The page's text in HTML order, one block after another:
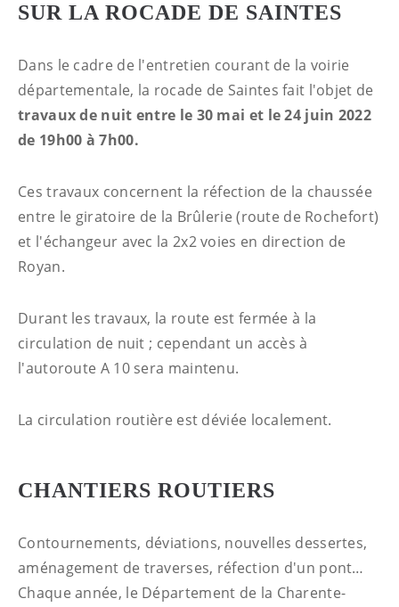
SUR LA ROCADE DE SAINTES
Dans le cadre de l'entretien courant de la voirie
départementale, la rocade de Saintes fait l'objet de
travaux de nuit entre le 30 mai et le 24 juin 2022
de 19h00 à 7h00.
Ces travaux concernent la réfection de la chaussée
entre le giratoire de la Brûlerie (route de Rochefort)
et l'échangeur avec la 2x2 voies en direction de
Royan.
Durant les travaux, la route est fermée à la
circulation de nuit ; cependant un accès à
l'autoroute A 10 sera maintenu.
La circulation routière est déviée localement.
CHANTIERS ROUTIERS
Contournements, déviations, nouvelles dessertes,
aménagement de traverses, réfection d'un pont…
Chaque année, le Département de la Charente-